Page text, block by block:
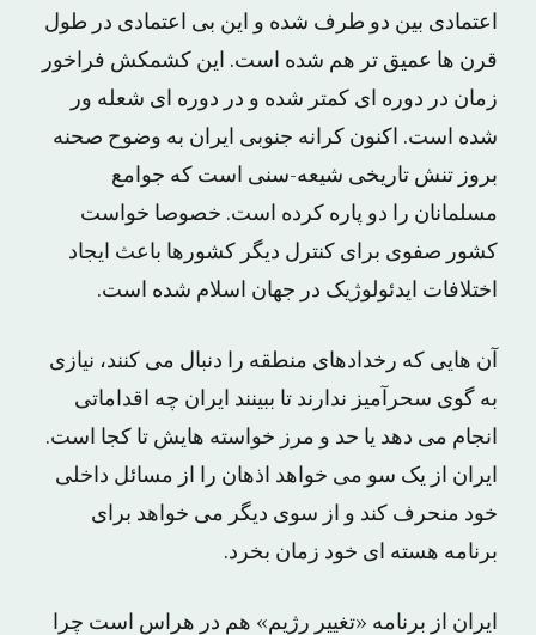
اعتمادی بین دو طرف شده و این بی اعتمادی در طول
قرن ها عمیق تر هم شده است. این کشمکش فراخور
زمان در دوره ای کمتر شده و در دوره ای شعله ور
شده است. اکنون کرانه جنوبی ایران به وضوح صحنه
بروز تنش تاریخی شیعه-سنی است که جوامع
مسلمانان را دو پاره کرده است. خصوصا خواست
کشور صفوی برای کنترل دیگر کشورها باعث ایجاد
اختلافات ایدئولوژیک در جهان اسلام شده است.
آن هایی که رخدادهای منطقه را دنبال می کنند، نیازی
به گوی سحرآمیز ندارند تا ببینند ایران چه اقداماتی
انجام می دهد یا حد و مرز خواسته هایش تا کجا است.
ایران از یک سو می خواهد اذهان را از مسائل داخلی
خود منحرف کند و از سوی دیگر می خواهد برای
برنامه هسته ای خود زمان بخرد.
ایران از برنامه «تغییر رژیم» هم در هراس است چرا